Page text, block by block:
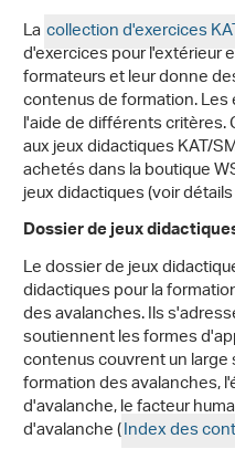
Lacollection d'exercices
d'exercices pour l'extérieur
formateurs et leur donne
contenus de formation.
l'aide de différents
aux jeux didactiques KAT/
achetés dans la boutique
jeux didactiques (voir
Dossier de jeux
Le dossier de jeux
didactiques pour la
des avalanches. Ils
soutiennent les formes
contenus couvrent un
formation des avalanches,
d'avalanche, le facteur
d'avalanche (Index des